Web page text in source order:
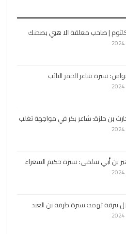
| صاحب معلقة الا هبي بصحنك
سيرة شاعر الخمر التائب
بن حلزة: شاعر بكر في مواجهة تغلب
بن أبي سلمى: سيرة حكيم الشعراء
ببرقة ثهمد: سيرة طرفة بن العبد